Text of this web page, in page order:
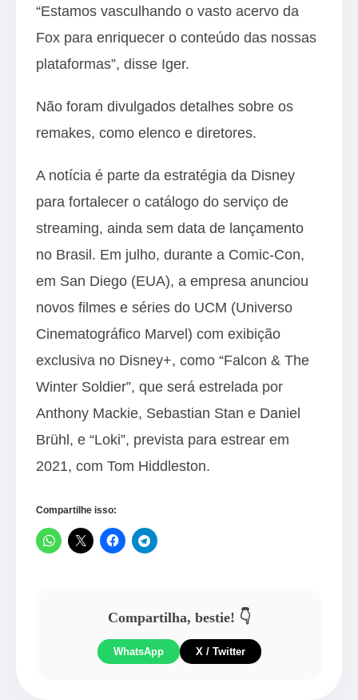
“Estamos vasculhando o vasto acervo da
Fox para enriquecer o conteúdo das nossas
plataformas”, disse Iger.
Não foram divulgados detalhes sobre os
remakes, como elenco e diretores.
A notícia é parte da estratégia da Disney
para fortalecer o catálogo do serviço de
streaming, ainda sem data de lançamento
no Brasil. Em julho, durante a Comic-Con,
em San Diego (EUA), a empresa anunciou
novos filmes e séries do UCM (Universo
Cinematográfico Marvel) com exibição
exclusiva no Disney+, como “Falcon & The
Winter Soldier”, que será estrelada por
Anthony Mackie, Sebastian Stan e Daniel
Brühl, e “Loki”, prevista para estrear em
2021, com Tom Hiddleston.
Compartilhe isso:
Compartilha, bestie! 👇
WhatsApp X / Twitter